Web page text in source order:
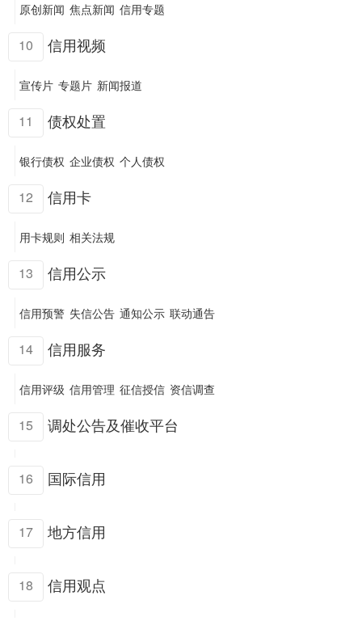
原创新闻 焦点新闻 信用专题
10 信用视频
宣传片 专题片 新闻报道
11 债权处置
银行债权 企业债权 个人债权
12 信用卡
用卡规则 相关法规
13 信用公示
信用预警 失信公告 通知公示 联动通告
14 信用服务
信用评级 信用管理 征信授信 资信调查
15 调处公告及催收平台
16 国际信用
17 地方信用
18 信用观点